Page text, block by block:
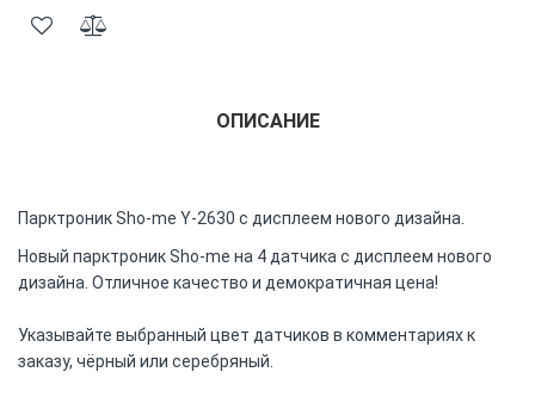
ОПИСАНИЕ
Парктроник Sho-me Y-2630 с дисплеем нового дизайна.
Новый парктроник Sho-me на 4 датчика с дисплеем нового
дизайна. Отличное качество и демократичная цена!
Указывайте выбранный цвет датчиков в комментариях к
заказу, чёрный или серебряный.